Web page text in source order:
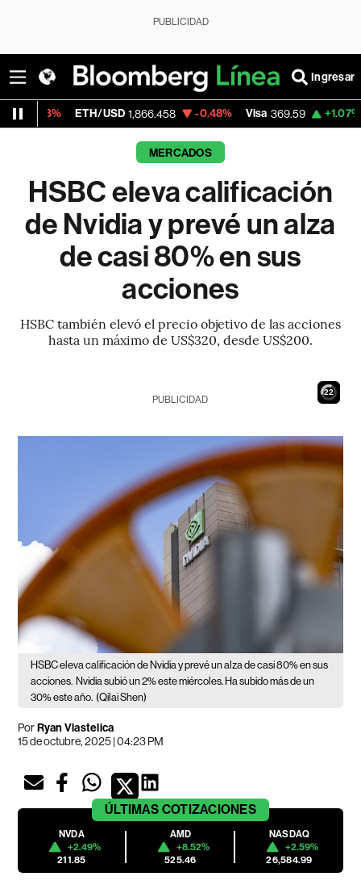
PUBLICIDAD
Ingresar
ETH/USD 1,866.458 -0.48% Visa 369.59 +1.07%
MERCADOS
HSBC eleva calificación
de Nvidia y prevé un alza
de casi 80% en sus
acciones
HSBC también elevó el precio objetivo de las acciones
hasta un máximo de US$320, desde US$200.
21
PUBLICIDAD
HSBC eleva calificación de Nvidia y prevé un alza de casi 80% en sus
acciones. Nvidia subió un 2% este miércoles. Ha subido más de un
30% este año. (Qilai Shen)
PorRyan Vlastelica
15 de octubre, 2025 | 04:23 PM
ÚLTIMAS COTIZACIONES
NVDA
+2.49%
211.85
AMD
+8.52%
525.46
NASDAQ
+2.59%
26,584.99